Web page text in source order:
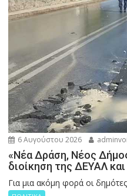
6 Αυγούστου 2026
«Νέα Δράση, Νέος
διοίκηση της ΔΕΥΑΛ
Για μια ακόμη φορά οι